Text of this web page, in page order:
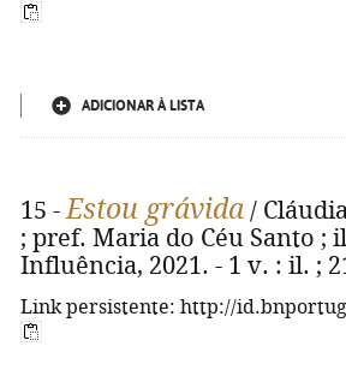
ADICIONAR À LISTA
15 -Estou grávida /
; pref. Maria do Céu Santo ;
Influência, 2021. - 1 v. : il. ;
Link persistente: http://